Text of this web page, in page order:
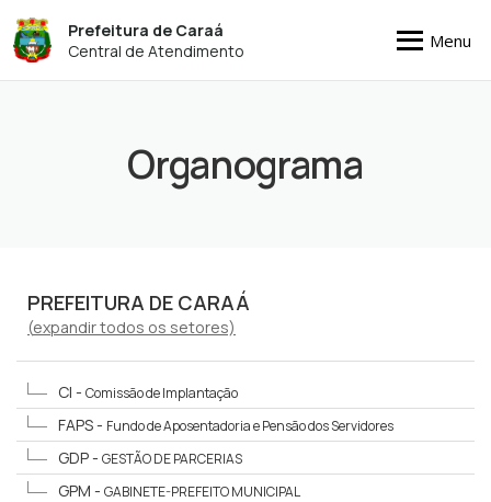
Prefeitura de Caraá
Central de Atendimento
Menu
Organograma
PREFEITURA DE CARAÁ
(expandirtodos os setores)
CI - Comissão de Implantação
FAPS - Fundo de Aposentadoria e Pensão dos Servidores
GDP - GESTÃO DE PARCERIAS
GPM - GABINETE-PREFEITO MUNICIPAL